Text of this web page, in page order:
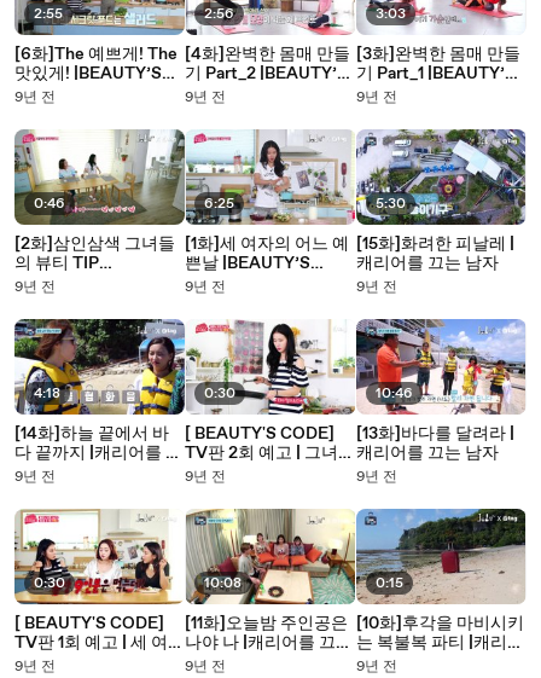
2:55
[6화]The 예쁘게! The
맛있게! |BEAUTY’S
CODE
9년 전
0:46
[2화]삼인삼색 그녀들
의 뷰티 TIP
|BEAUTY’S CODE
9년 전
4:18
[14화]하늘 끝에서 바
다 끝까지 |캐리어를 끄
는 남자
9년 전
0:30
[ BEAUTY'S CODE]
TV판 1회 예고 | 세 여자
의 리얼 뷰티 데이
9년 전
2:56
[4화]완벽한 몸매 만들
기 Part_2 |BEAUTY’S
CODE
9년 전
6:25
[1화]세 여자의 어느 예
쁜날 |BEAUTY’S
CODE
9년 전
0:30
[ BEAUTY'S CODE]
TV판 2회 예고 | 그녀들
의 밀착 뷰티 라이프
9년 전
10:08
[11화]오늘밤 주인공은
나야 나 |캐리어를 끄는
남자
9년 전
3:03
[3화]완벽한 몸매 만들
기 Part_1 |BEAUTY’S
CODE
9년 전
5:30
[15화]화려한 피날레 |
캐리어를 끄는 남자
9년 전
10:46
[13화]바다를 달려라 |
캐리어를 끄는 남자
9년 전
0:15
[10화]후각을 마비시키
는 복불복 파티 |캐리어
를 끄는 남자
9년 전